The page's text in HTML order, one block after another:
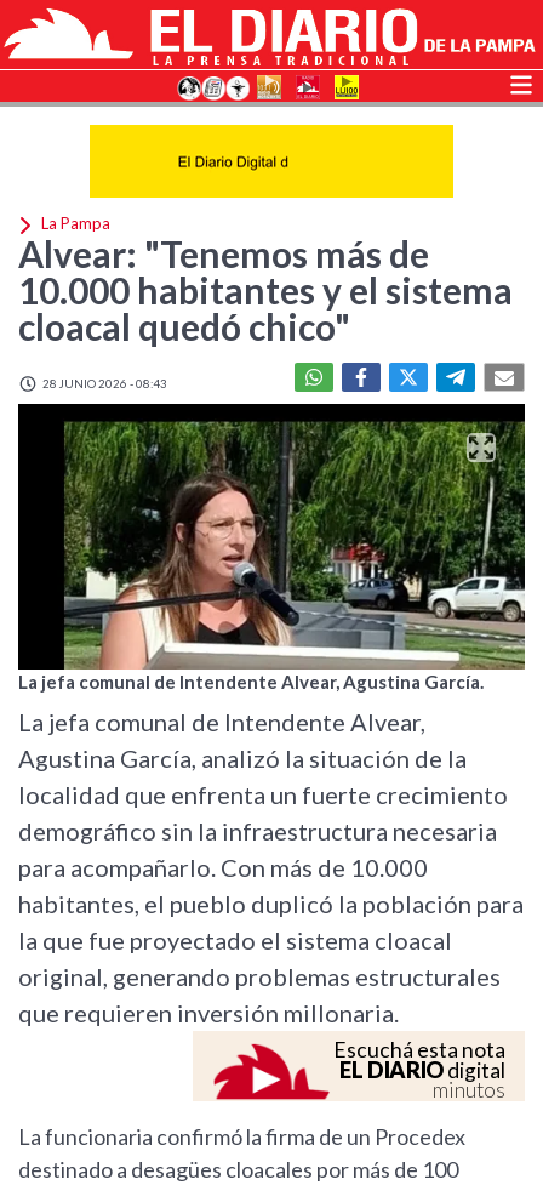
La Pampa
Alvear: "Tenemos más de
10.000 habitantes y el sistema
cloacal quedó chico"
28 JUNIO 2026 - 08:43
La jefa comunal de Intendente Alvear, Agustina García.
La jefa comunal de Intendente Alvear,
Agustina García, analizó la situación de la
localidad que enfrenta un fuerte crecimiento
demográfico sin la infraestructura necesaria
para acompañarlo. Con más de 10.000
habitantes, el pueblo duplicó la población para
la que fue proyectado el sistema cloacal
original, generando problemas estructurales
que requieren inversión millonaria.
Escuchá esta nota
EL DIARIOdigital
minutos
La funcionaria confirmó la firma de un Procedex
destinado a desagües cloacales por más de 100